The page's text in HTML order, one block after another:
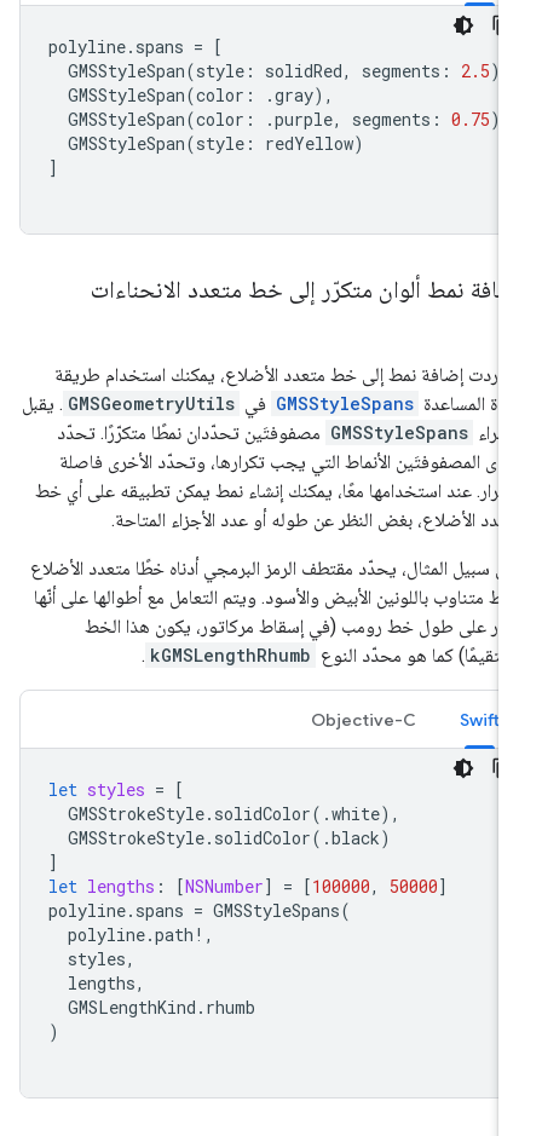
polyline.spans
GMSStyleSpan(style: solidRed, segments: 2.5
GMSStyleSpan(color: .gray
GMSStyleSpan(color: .purple, segments : 0.75
GMSStyleSpan(style: redYellow
نمط ألوان متكرّر إلى خط متعدد الانحناءات
أردت إضافة نمط إلى خط متعدد الأضلاع، يمكنك استخدام طريقة
المساعدة GMSStyleSpans في GMSGeometryUtils . يقبل
GMSStyleSpans مصفوفتَين تحدّدان نمطًا متكرّرًا. تحدّد
المصفوفتَين الأنماط التي يجب تكرارها، وتحدّد الأخرى فاصلة
عند استخدامها معًا، يمكنك إنشاء نمط يمكن تطبيقه على أي خط
الأضلاع، بغض النظر عن طوله أو عدد الأجزاء المتاحة.
سبيل المثال، يحدّد مقتطف الرمز البرمجي أدناه خطًا متعدد الأضلاع
متناوب باللونين الأبيض والأسود. ويتم التعامل مع أطوالها على أنّها
على طول خط رومب (في إسقاط مركاتور، يكون هذا الخط
كما هو محدّد النوع kGMSLengthRhumb
.
Swift
Objective-C
let styles
GMSStrokeStyle.solidColor(.white
GMSStrokeStyle.solidColor(.black
let lengths: [NSNumber = [100000, 50000
polyline.spans = GMSStyleSpans
polyline.path
styles
lengths
GMSLengthKind.rhumb